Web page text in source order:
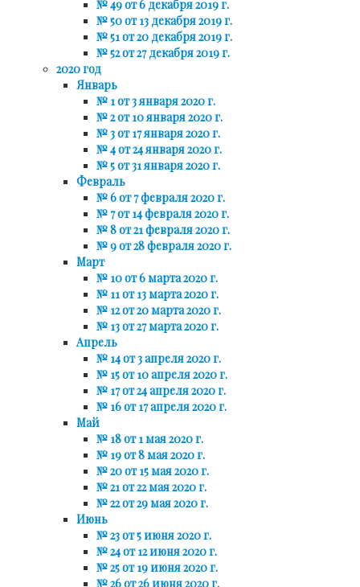
№ 49 от 6 декабря 2019 г.
№ 50 от 13 декабря 2019 г.
№ 51 от 20 декабря 2019 г.
№ 52 от 27 декабря 2019 г.
2020 год
Январь
№ 1 от 3 января 2020 г.
№ 2 от 10 января 2020 г.
№ 3 от 17 января 2020 г.
№ 4 от 24 января 2020 г.
№ 5 от 31 января 2020 г.
Февраль
№ 6 от 7 февраля 2020 г.
№ 7 от 14 февраля 2020 г.
№ 8 от 21 февраля 2020 г.
№ 9 от 28 февраля 2020 г.
Март
№ 10 от 6 марта 2020 г.
№ 11 от 13 марта 2020 г.
№ 12 от 20 марта 2020 г.
№ 13 от 27 марта 2020 г.
Апрель
№ 14 от 3 апреля 2020 г.
№ 15 от 10 апреля 2020 г.
№ 17 от 24 апреля 2020 г.
№ 16 от 17 апреля 2020 г.
Май
№ 18 от 1 мая 2020 г.
№ 19 от 8 мая 2020 г.
№ 20 от 15 мая 2020 г.
№ 21 от 22 мая 2020 г.
№ 22 от 29 мая 2020 г.
Июнь
№ 23 от 5 июня 2020 г.
№ 24 от 12 июня 2020 г.
№ 25 от 19 июня 2020 г.
№ 26 от 26 июня 2020 г.